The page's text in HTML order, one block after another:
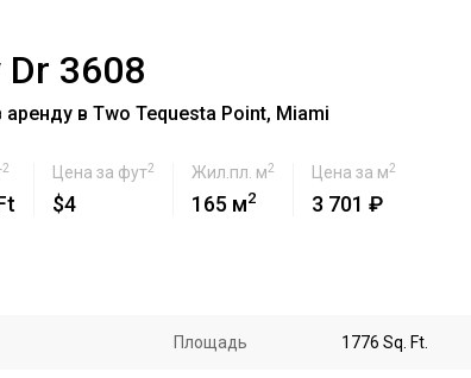
3608
в Two Tequesta Point, Miami
2 Цена за фут2
$4
Жил.пл. м2
165 м2
Цена за м2
3 701 ₽
Площадь 1776 Sq. Ft.